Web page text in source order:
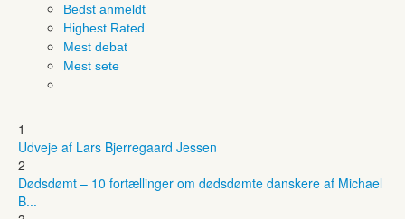
Bedst anmeldt
Highest Rated
Mest debat
Mest sete
1
Udveje af Lars Bjerregaard Jessen
2
Dødsdømt – 10 fortællinger om dødsdømte danskere af Michael
B...